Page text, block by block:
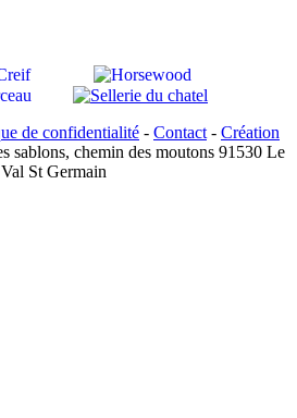
de confidentialité - Contact - Création
sablons, chemin des moutons 91530 Le
Val St Germain